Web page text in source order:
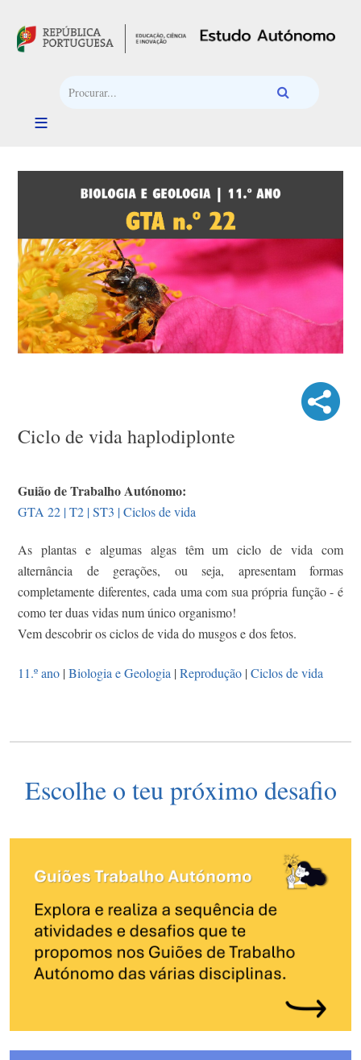
Ciclo de vida haplodiplonte
Guião de Trabalho Autónomo:
GTA 22 | T2 | ST3 | Ciclos de vida
As plantas e algumas algas têm um ciclo de vida com
alternância de gerações, ou seja, apresentam formas
completamente diferentes, cada uma com sua própria função - é
como ter duas vidas num único organismo!
Vem descobrir os ciclos de vida do musgos e dos fetos.
11.º ano |Biologia e Geologia |Reprodução |Ciclos de vida
Escolhe o teu próximo desafio